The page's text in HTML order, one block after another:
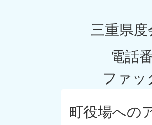
三重県
電話
ファッ
町役場への